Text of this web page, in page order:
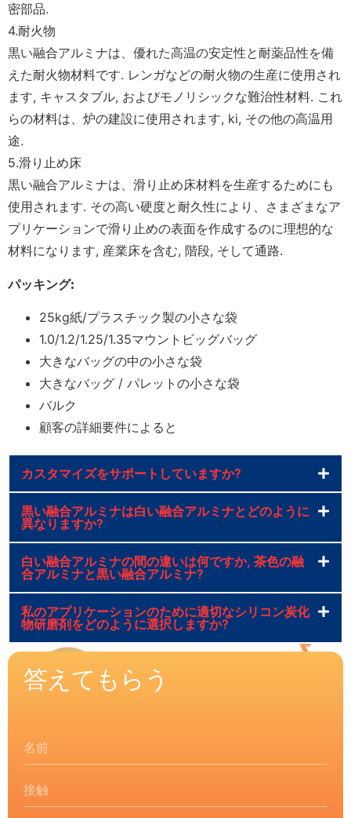
密部品.
4.耐火物
黒い融合アルミナは、優れた高温の安定性と耐薬品性を備
えた耐火物材料です. レンガなどの耐火物の生産に使用され
ます, キャスタブル, およびモノリシックな難治性材料. これ
らの材料は、炉の建設に使用されます, ki, その他の高温用
途.
5.滑り止め床
黒い融合アルミナは、滑り止め床材料を生産するためにも
使用されます. その高い硬度と耐久性により、さまざまなア
プリケーションで滑り止めの表面を作成するのに理想的な
材料になります, 産業床を含む, 階段, そして通路.
パッキング:
25kg紙/プラスチック製の小さな袋
1.0/1.2/1.25/1.35マウントビッグバッグ
大きなバッグの中の小さな袋
大きなバッグ / パレットの小さな袋
バルク
顧客の詳細要件によると
カスタマイズをサポートしていますか?
黒い融合アルミナは白い融合アルミナとどのように
異なりますか?
白い融合アルミナの間の違いは何ですか, 茶色の融
合アルミナと黒い融合アルミナ?
私のアプリケーションのために適切なシリコン炭化
物研磨剤をどのように選択しますか?
答えてもらう